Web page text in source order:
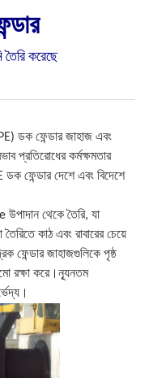
করেছে
ডক ফেন্ডার জাহাজ এবং
প্রতিরোধের কর্মক্ষমতার
ফেন্ডার দেশে এবং বিদেশে
থেকে তৈরি, যা
কাঠ এবং রাবারের চেয়ে
ফেন্ডার জাহাজগুলিকে পৃষ্ঠ
রক্ষা করে।ন্যূনতম